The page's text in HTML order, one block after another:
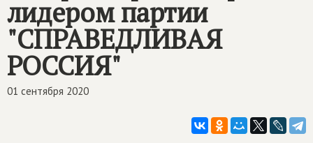
лидером партии
"СПРАВЕДЛИВАЯ
РОССИЯ"
01 сентября 2020